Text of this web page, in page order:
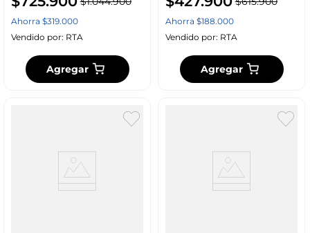
Ahorra $319.000
Vendido por: RTA
Agregar
Ahorra $188.000
Vendido por: RTA
Agregar